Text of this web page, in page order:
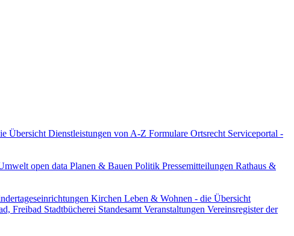
Übersicht Dienstleistungen von A-Z Formulare Ortsrecht Serviceportal -
open data Planen & Bauen Politik Pressemitteilungen Rathaus &
Kirchen Leben & Wohnen - die Übersicht
Freibad Stadtbücherei Standesamt Veranstaltungen Vereinsregister der